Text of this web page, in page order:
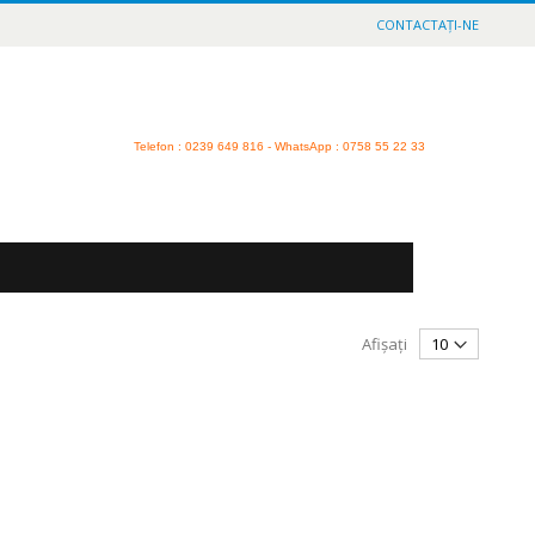
CONTACTAȚI-NE
Telefon : 0239 649 816 - WhatsApp : 0758 55 22 33
Afișați